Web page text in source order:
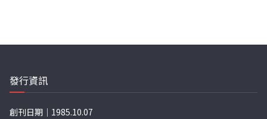
發行資訊
創刊日期｜1985.10.07